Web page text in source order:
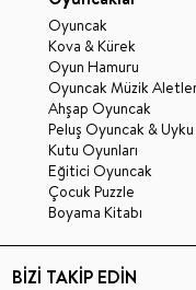
Oyuncak
Kova & Kürek
Oyun Hamuru
Oyuncak Müzik
Ahşap Oyuncak
Peluş Oyuncak & Uyku
Kutu Oyunları
Eğitici Oyuncak
Çocuk Puzzle
Boyama Kitabı
BİZİ TAKİP EDİN